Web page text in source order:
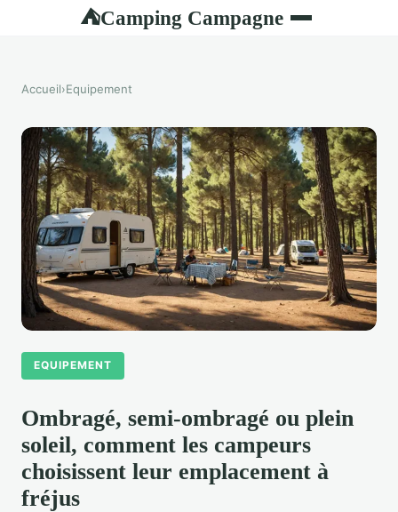
⛺Camping Campagne
Accueil›Equipement
EQUIPEMENT
Ombragé, semi-ombragé ou plein
soleil, comment les campeurs
choisissent leur emplacement à
fréjus